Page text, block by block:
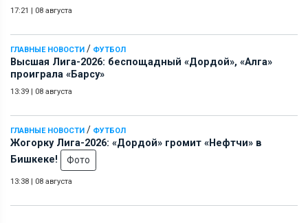
17:21 | 08 августа
ГЛАВНЫЕ НОВОСТИ / ФУТБОЛ
Высшая Лига-2026: беспощадный «Дордой», «Алга»
проиграла «Барсу»
13:39 | 08 августа
ГЛАВНЫЕ НОВОСТИ / ФУТБОЛ
Жогорку Лига-2026: «Дордой» громит «Нефтчи» в
Бишкеке!
Фото
13:38 | 08 августа